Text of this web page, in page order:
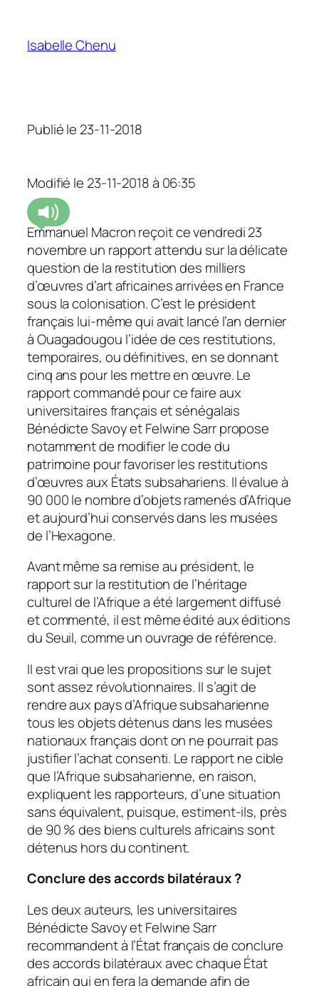
Isabelle Chenu
Publié le 23-11-2018
Modifié le 23-11-2018 à 06:35
Emmanuel Macron reçoit ce vendredi 23
novembre un rapport attendu sur la délicate
question de la restitution des milliers
d’œuvres d’art africaines arrivées en France
sous la colonisation. C’est le président
français lui-même qui avait lancé l’an dernier
à Ouagadougou l’idée de ces restitutions,
temporaires, ou définitives, en se donnant
cinq ans pour les mettre en œuvre. Le
rapport commandé pour ce faire aux
universitaires français et sénégalais
Bénédicte Savoy et Felwine Sarr propose
notamment de modifier le code du
patrimoine pour favoriser les restitutions
d’œuvres aux États subsahariens. Il évalue à
90 000 le nombre d’objets ramenés d’Afrique
et aujourd’hui conservés dans les musées
de l’Hexagone.
Avant même sa remise au président, le
rapport sur la restitution de l’héritage
culturel de l’Afrique a été largement diffusé
et commenté, il est même édité aux éditions
du Seuil, comme un ouvrage de référence.
Il est vrai que les propositions sur le sujet
sont assez révolutionnaires. Il s’agit de
rendre aux pays d’Afrique subsaharienne
tous les objets détenus dans les musées
nationaux français dont on ne pourrait pas
justifier l’achat consenti. Le rapport ne cible
que l’Afrique subsaharienne, en raison,
expliquent les rapporteurs, d’une situation
sans équivalent, puisque, estiment-ils, près
de 90 % des biens culturels africains sont
détenus hors du continent.
Conclure des accords bilatéraux?
Les deux auteurs, les universitaires
Bénédicte Savoy et Felwine Sarr
recommandent à l’État français de conclure
des accords bilatéraux avec chaque État
africain qui en fera la demande afin de